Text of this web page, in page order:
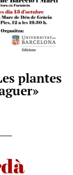
plantes